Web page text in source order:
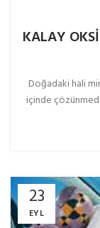
KALAY
Doğadaki hali
içinde
23
EYL